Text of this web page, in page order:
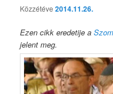
Közzétéve2014.11.26.
Ezen cikk eredetije a
jelent meg.